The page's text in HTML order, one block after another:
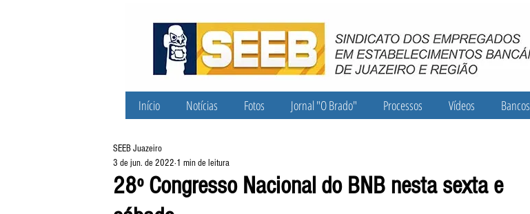
Início Notícias Fotos Jornal "O Brado" Processos Vídeos Bancos
28º Congresso Nacional do BNB nesta sexta e
SEEB Juazeiro
3 de jun. de 2022 1 min de leitura